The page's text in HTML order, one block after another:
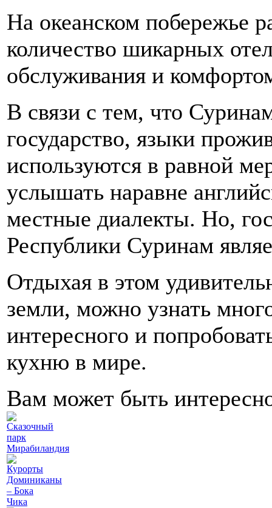
На океанском побережье
количество шикарных
обслуживания и
В связи с тем, что
государство, языки
используются в равной
услышать наравне
местные диалекты. Но,
Республики Суринам
Отдыхая в этом
земли, можно узнать
интересного и
кухню в мире.
Вам может быть
Сказочный
парк
Мирабиландия
Курорты
Доминиканы
– Бока
Чика